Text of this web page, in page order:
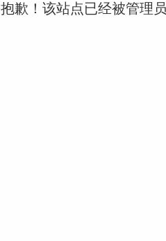
抱歉！该站点已经被管理